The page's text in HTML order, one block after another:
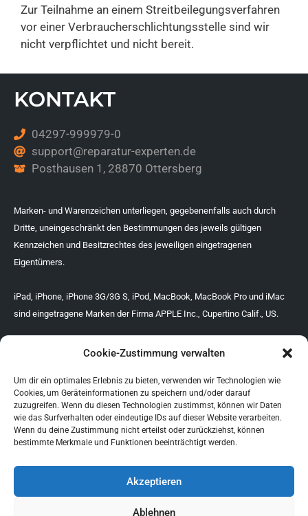
Cookie-Zustimmung verwalten
Um dir ein optimales Erlebnis zu bieten, verwenden wir Technologien wie
Cookies, um Geräteinformationen zu speichern und/oder darauf
zuzugreifen. Wenn du diesen Technologien zustimmst, können wir Daten
wie das Surfverhalten oder eindeutige IDs auf dieser Website verarbeiten.
Wenn du deine Zustimmung nicht erteilst oder zurückziehst, können
bestimmte Merkmale und Funktionen beeinträchtigt werden.
Akzeptieren
Ablehnen
Zur Teilnahme an einem Streitbeilegungsverfahren
vor einer Verbraucherschlichtungsstelle sind wir
nicht verpflichtet und nicht bereit.
KONTAKT
04297-999979-0
support@reparatur-experten.de
Posthausen 1, 28870 Ottersberg
Marken- und Warenzeichen unterliegen, gegebenenfalls auch durch
Dritte, uneingeschränkt den Bestimmungen des jeweils gültigen
Kennzeichen und Besitzrechtes des jeweiligen eingetragenen
Eigentümers.
iPad, iPhone, iPhone 3G/3G S, iPod, MacBook, MacBook Pro und iMac
sind eingetragene Marken der Firma APPLE Inc., Cupertino Calif., US.
Abholservice
Batterienverordnung
AGB
Impressum
Datenschutzerklärung